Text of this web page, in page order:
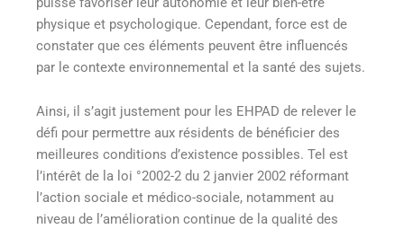
physique et psychologique. Cependant, force est de
constater que ces éléments peuvent être influencés
par le contexte environnemental et la santé des sujets.
Ainsi, il s’agit justement pour les EHPAD de relever le
défi pour permettre aux résidents de bénéficier des
meilleures conditions d’existence possibles. Tel est
l’intérêt de la loi °2002-2 du 2 janvier 2002 réformant
l’action sociale et médico-sociale, notamment au
niveau de l’amélioration continue de la qualité des